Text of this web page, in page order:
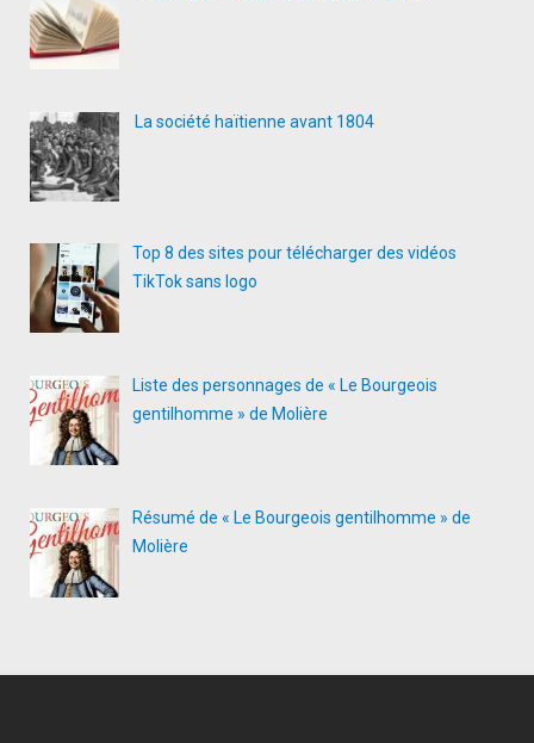
La société haïtienne avant 1804
Top 8 des sites pour télécharger des vidéos
TikTok sans logo
Liste des personnages de « Le Bourgeois
gentilhomme » de Molière
Résumé de « Le Bourgeois gentilhomme » de
Molière